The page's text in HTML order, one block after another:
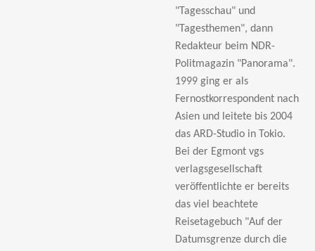
"Tagesschau" und
"Tagesthemen", dann
Redakteur beim NDR-
Politmagazin "Panorama".
1999 ging er als
Fernostkorrespondent nach
Asien und leitete bis 2004
das ARD-Studio in Tokio.
Bei der Egmont vgs
verlagsgesellschaft
veröffentlichte er bereits
das viel beachtete
Reisetagebuch "Auf der
Datumsgrenze durch die